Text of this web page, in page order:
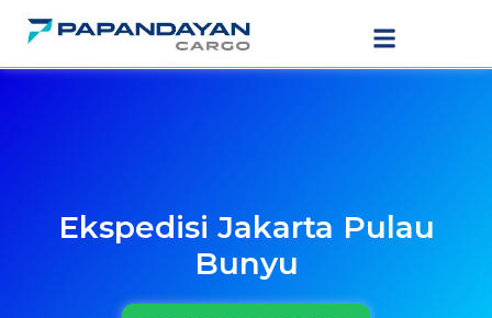
Lewati
konten
Ekspedisi Jakarta Pulau
Bunyu